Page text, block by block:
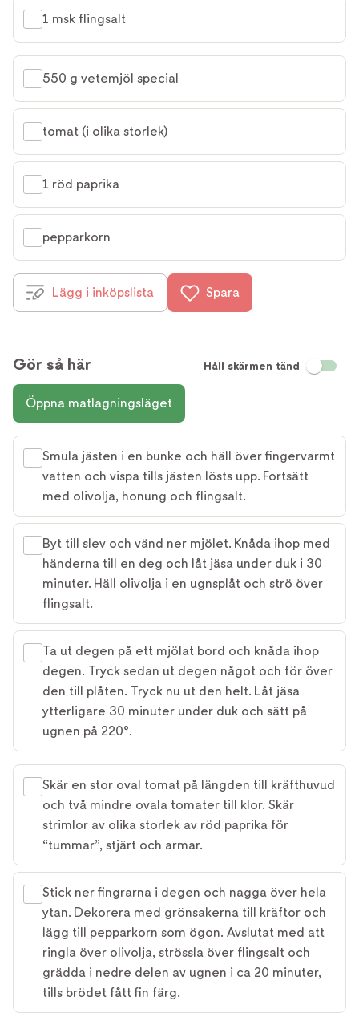
1 msk flingsalt
550 g vetemjöl special
tomat (i olika storlek)
1 röd paprika
pepparkorn
Lägg i inköpslista Spara
Gör så här Håll skärmen tänd
Öppna matlagningsläget
Smula jästen i en bunke och häll över fingervarmt
vatten och vispa tills jästen lösts upp. Fortsätt
med olivolja, honung och flingsalt.
Byt till slev och vänd ner mjölet. Knåda ihop med
händerna till en deg och låt jäsa under duk i 30
minuter. Häll olivolja i en ugnsplåt och strö över
flingsalt.
Ta ut degen på ett mjölat bord och knåda ihop
degen. Tryck sedan ut degen något och för över
den till plåten. Tryck nu ut den helt. Låt jäsa
ytterligare 30 minuter under duk och sätt på
ugnen på 220°.
Skär en stor oval tomat på längden till kräfthuvud
och två mindre ovala tomater till klor. Skär
strimlor av olika storlek av röd paprika för
“tummar”, stjärt och armar.
Stick ner fingrarna i degen och nagga över hela
ytan. Dekorera med grönsakerna till kräftor och
lägg till pepparkorn som ögon. Avslutat med att
ringla över olivolja, strössla över flingsalt och
grädda i nedre delen av ugnen i ca 20 minuter,
tills brödet fått fin färg.